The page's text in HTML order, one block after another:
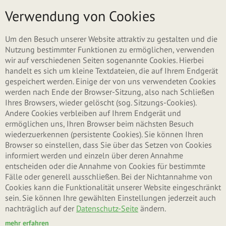
Menü
Verwendung von Cookies
Um den Besuch unserer Website attraktiv zu gestalten und die
Nutzung bestimmter Funktionen zu ermöglichen, verwenden
wir auf verschiedenen Seiten sogenannte Cookies. Hierbei
handelt es sich um kleine Textdateien, die auf Ihrem Endgerät
gespeichert werden. Einige der von uns verwendeten Cookies
werden nach Ende der Browser-Sitzung, also nach Schließen
Ihres Browsers, wieder gelöscht (sog. Sitzungs-Cookies).
Andere Cookies verbleiben auf Ihrem Endgerät und
ermöglichen uns, Ihren Browser beim nächsten Besuch
wiederzuerkennen (persistente Cookies). Sie können Ihren
Browser so einstellen, dass Sie über das Setzen von Cookies
informiert werden und einzeln über deren Annahme
entscheiden oder die Annahme von Cookies für bestimmte
Fälle oder generell ausschließen. Bei der Nichtannahme von
Cookies kann die Funktionalität unserer Website eingeschränkt
sein. Sie können Ihre gewählten Einstellungen jederzeit auch
nachträglich auf der Datenschutz-Seite ändern.
mehr erfahren